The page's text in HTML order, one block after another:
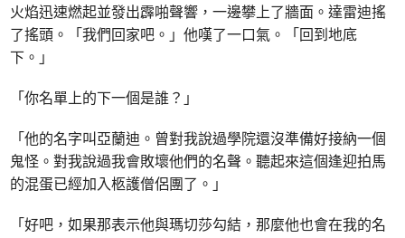
火焰迅速燃起並發出霹啪聲響，一邊攀上了牆面。達雷迪搖
了搖頭。「我們回家吧。」他嘆了一口氣。「回到地底
下。」
「你名單上的下一個是誰？」
「他的名字叫亞蘭迪。曾對我說過學院還沒準備好接納一個
鬼怪。對我說過我會敗壞他們的名聲。聽起來這個逢迎拍馬
的混蛋已經加入柩護僧侶團了。」
「好吧，如果那表示他與瑪切莎勾結，那麼他也會在我的名